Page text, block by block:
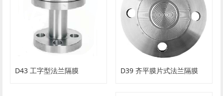
D43 工字型法兰隔膜 D39 齐平膜片式法兰隔膜